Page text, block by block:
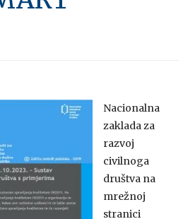
Nacionalna
zaklada za
razvoj
civilnoga
društva na
mrežnoj
stranici